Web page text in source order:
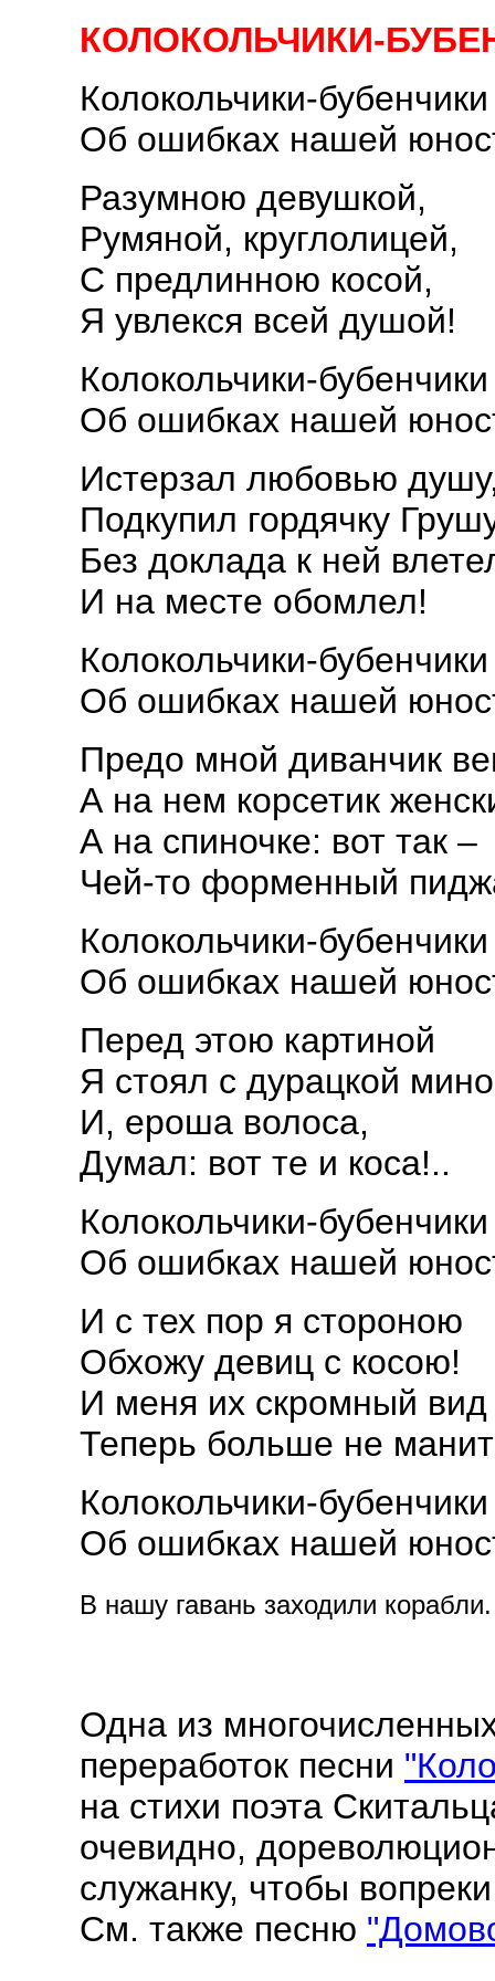
КОЛОКОЛЬЧИКИ-
Колокольчики-бубенчики
Об ошибках нашей
Разумною девушкой,
Румяной, круглолицей,
С предлинною косой,
Я увлекся всей душой!
Колокольчики-бубенчики
Об ошибках нашей
Истерзал любовью
Подкупил гордячку
Без доклада к ней
И на месте обомлел!
Колокольчики-бубенчики
Об ошибках нашей
Предо мной диванчик
А на нем корсетик
А на спиночке: вот так –
Чей-то форменный
Колокольчики-бубенчики
Об ошибках нашей
Перед этою картиной
Я стоял с дурацкой
И, ероша волоса,
Думал: вот те и коса!..
Колокольчики-бубенчики
Об ошибках нашей
И с тех пор я стороною
Обхожу девиц с косою!
И меня их скромный вид
Теперь больше не
Колокольчики-бубенчики
Об ошибках нашей
В нашу гавань заходили
Одна из
переработок песни
на стихи поэта
очевидно,
служанку, чтобы
См. также песню